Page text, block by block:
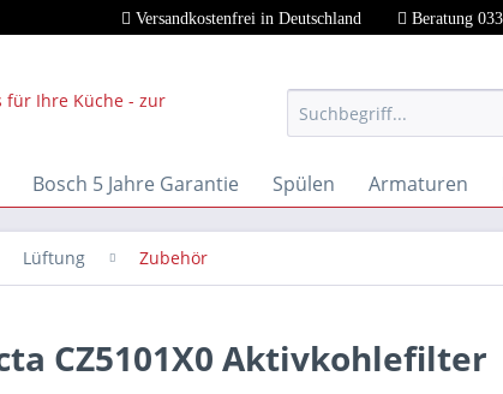
Versandkostenfrei in Deutschland Beratung
Bosch 5 Jahre Garantie Spülen Armaturen
Lüftung Zubehör
CZ5101X0 Aktivkohlefilter